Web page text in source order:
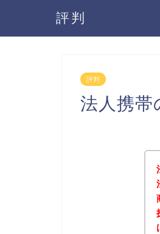
評判
評判
法人携帯